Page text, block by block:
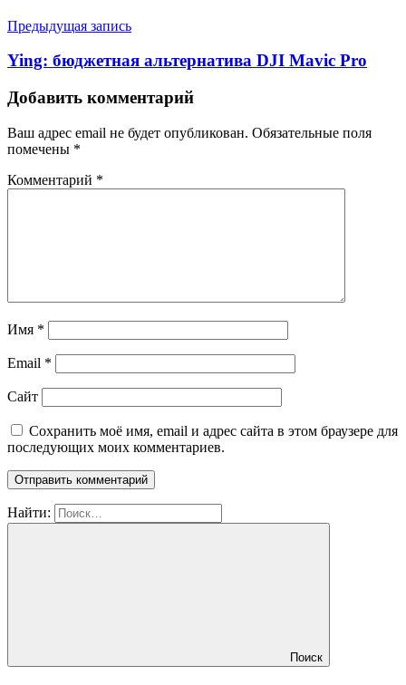
Предыдущая запись
Ying: бюджетная альтернатива DJI Mavic Pro
Добавить комментарий
Ваш адрес email не будет опубликован. Обязательные поля
помечены *
Комментарий *
Имя *
Email *
Сайт
Сохранить моё имя, email и адрес сайта в этом браузере для
последующих моих комментариев.
Найти:
Поиск